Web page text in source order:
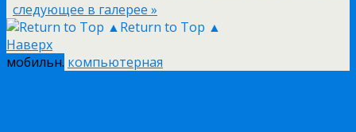
следующее в галерее »
Return to Top ▲
Наверх
мобильн. компьютерная